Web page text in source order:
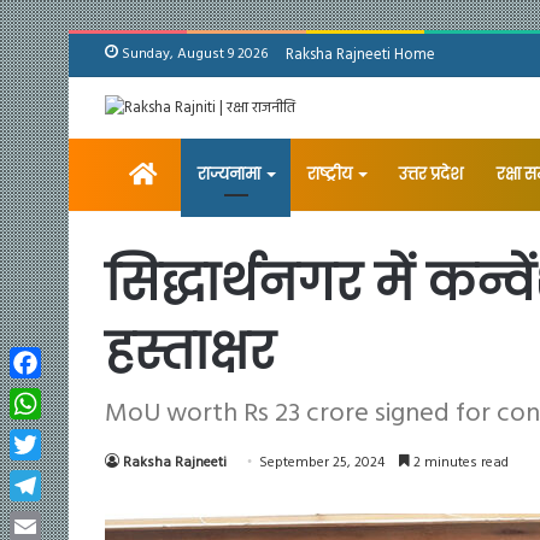
Sunday, August 9 2026 Raksha Rajneeti Home
Homeराज्यनामा राष्ट्रीय उत्तर प्रदेश रक्षा
सिद्धार्थनगर में
हस्ताक्षर
MoU worth Rs 23 crore signed for
Raksha Rajneeti September 25, 2024 2 minutes read
Facebook
WhatsApp
Twitter
Telegram